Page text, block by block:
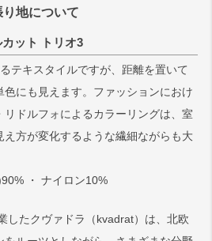
検索
り地について
ット トリオ3
テキスタイルですが、距離を置いて
にも見えます。ファッションにおけ
リドルフォによるカラーリングは、室
方が変化するような繊細ながらも大
・ ナイロン10%
したクヴァドラ（kvadrat）は、北欧